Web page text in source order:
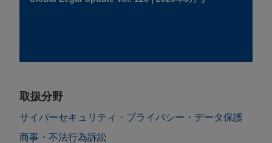
取扱分野
サイバーセキュリティ・プライバシー・データ保護
商事・不法行為訴訟